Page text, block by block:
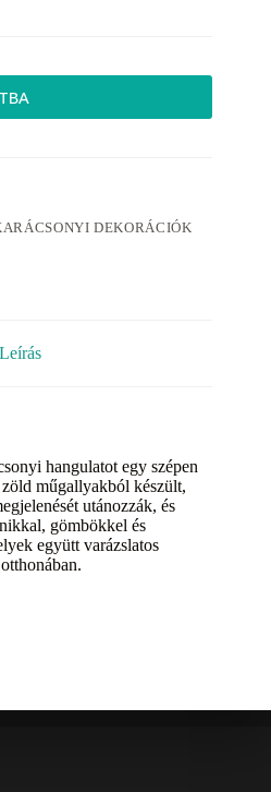
DEKORÁCIÓK
Leírás
hangulatot egy szépen
műgallyakból készült,
utánozzák, és
gömbökkel és
együtt varázslatos